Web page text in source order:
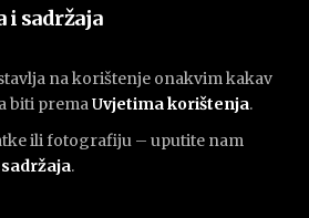
i sadržaja
na korištenje onakvim kakav
biti premaUvjetima korištenja.
ili fotografiju – uputite nam
.